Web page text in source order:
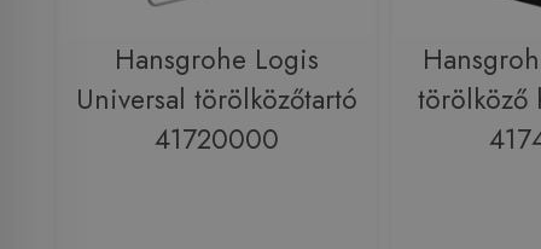
Hansgrohe Logis
Universal törölközőtartó
41720000
törölköző